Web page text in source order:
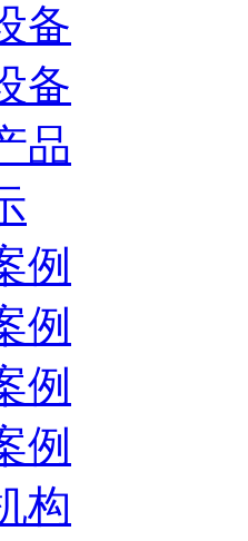
备
备
品
例
例
例
例
构